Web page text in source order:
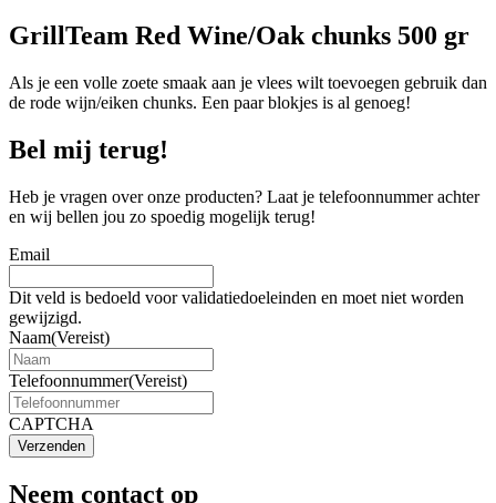
GrillTeam Red Wine/Oak chunks 500 gr
Als je een volle zoete smaak aan je vlees wilt toevoegen gebruik dan
de rode wijn/eiken chunks. Een paar blokjes is al genoeg!
Bel mij terug!
Heb je vragen over onze producten? Laat je telefoonnummer achter
en wij bellen jou zo spoedig mogelijk terug!
Email
Dit veld is bedoeld voor validatiedoeleinden en moet niet worden
gewijzigd.
Naam(Vereist)
Telefoonnummer(Vereist)
CAPTCHA
Verzenden
Neem contact op